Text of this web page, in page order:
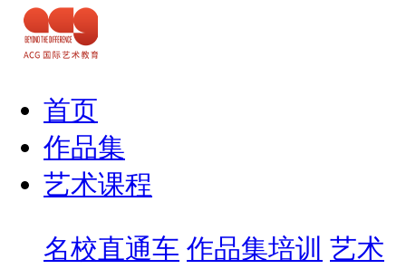
首页
作品集
艺术课程
名校直通车 作品集培训 艺术